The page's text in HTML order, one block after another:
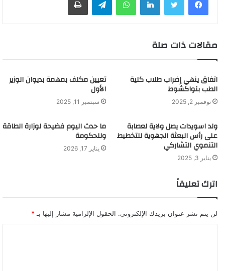
مقالات ذات صلة
اتفاق ينهي إضراب طلاب كلية
الطب بنواكشوط
نوفمبر 2, 2025
تعيين مكلف بمهمة بديوان الوزير
الأول
سبتمبر 11, 2025
ولد اسويدات يصل ولاية لعصابة
على رأس البعثة الجهوية للتخطيط
التنموي التشاركي
يناير 3, 2025
ما حدث اليوم فضيحة لوزارة الطاقة
وللحكومة
يناير 17, 2026
اترك تعليقاً
لن يتم نشر عنوان بريدك الإلكتروني. الحقول الإلزامية مشار إليها بـ *